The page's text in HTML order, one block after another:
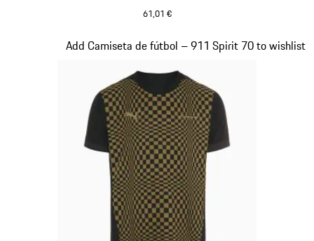
61,01 €
Add Camiseta de fútbol – 911 Spirit 70 to wishlist
Diapositiva 4 de 8